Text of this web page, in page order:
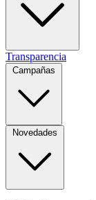
Transparencia
Campañas
Novedades